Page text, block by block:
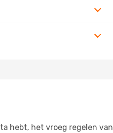
hebt, het vroeg regelen van